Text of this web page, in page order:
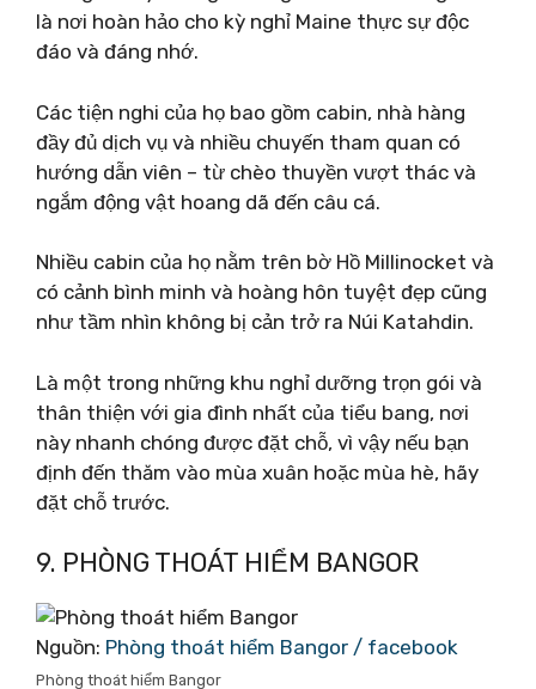
là nơi hoàn hảo cho kỳ nghỉ Maine thực sự độc
đáo và đáng nhớ.
Các tiện nghi của họ bao gồm cabin, nhà hàng
đầy đủ dịch vụ và nhiều chuyến tham quan có
hướng dẫn viên – từ chèo thuyền vượt thác và
ngắm động vật hoang dã đến câu cá.
Nhiều cabin của họ nằm trên bờ Hồ Millinocket và
có cảnh bình minh và hoàng hôn tuyệt đẹp cũng
như tầm nhìn không bị cản trở ra Núi Katahdin.
Là một trong những khu nghỉ dưỡng trọn gói và
thân thiện với gia đình nhất của tiểu bang, nơi
này nhanh chóng được đặt chỗ, vì vậy nếu bạn
định đến thăm vào mùa xuân hoặc mùa hè, hãy
đặt chỗ trước.
9. PHÒNG THOÁT HIỂM BANGOR
Nguồn: Phòng thoát hiểm Bangor / facebook
Phòng thoát hiểm Bangor